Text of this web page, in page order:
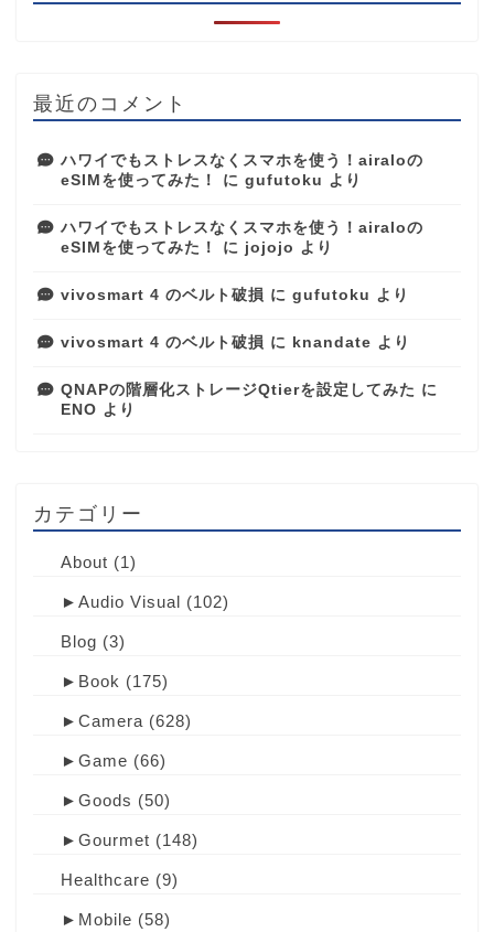
最近のコメント
ハワイでもストレスなくスマホを使う！airaloの
eSIMを使ってみた！
に gufutoku より
ハワイでもストレスなくスマホを使う！airaloの
eSIMを使ってみた！
に jojojo より
vivosmart 4 のベルト破損 に gufutoku より
vivosmart 4 のベルト破損 に knandate より
QNAPの階層化ストレージQtierを設定してみた に
ENO より
カテゴリー
About (1)
► Audio Visual (102)
Blog (3)
► Book (175)
► Camera (628)
► Game (66)
► Goods (50)
► Gourmet (148)
Healthcare (9)
► Mobile (58)